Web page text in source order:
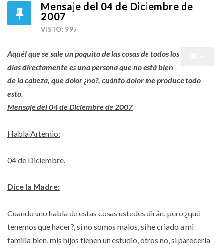
Mensaje del 04 de Diciembre de
2007
VISTO: 995
Aquél que se sale un poquito de las cosas de todos los
días directamente es una persona que no está bien
de la cabeza, que dolor ¿no?, cuánto dolor me produce todo
esto.
Mensaje del 04 de Diciembre de 2007
Habla Artemio:
04 de Diciembre.
Dice la Madre:
Cuando uno habla de estas cosas ustedes dirán: pero ¿qué
tenemos que hacer?, si no somos malos, si he criado a mi
familia bien, mis hijos tienen un estudio, otros no, si parecería